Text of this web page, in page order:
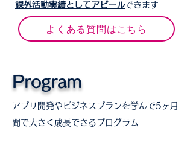
課外活動実績としてアピールできます
よくある質問はこちら
Program
​アプリ開発やビジネスプランを学んで5ヶ月
間で大きく成長できるプログラム